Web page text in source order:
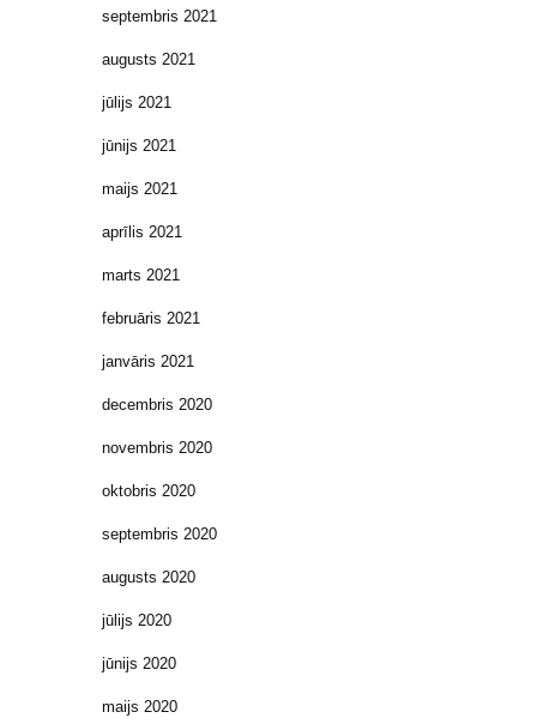
septembris 2021
augusts 2021
jūlijs 2021
jūnijs 2021
maijs 2021
aprīlis 2021
marts 2021
februāris 2021
janvāris 2021
decembris 2020
novembris 2020
oktobris 2020
septembris 2020
augusts 2020
jūlijs 2020
jūnijs 2020
maijs 2020